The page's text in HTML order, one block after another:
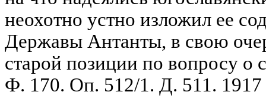
неохотно устно изложил ее
Державы Антанты, в свою
старой позиции по вопросу о
Ф. 170. Оп. 512/1. Д. 511. 1917